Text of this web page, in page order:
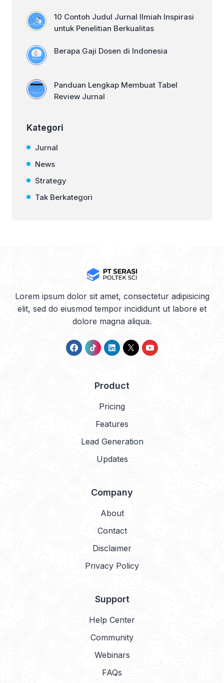
10 Contoh Judul Jurnal Ilmiah Inspirasi
untuk Penelitian Berkualitas
Berapa Gaji Dosen di Indonesia
Panduan Lengkap Membuat Tabel
Review Jurnal
Kategori
Jurnal
News
Strategy
Tak Berkategori
Lorem ipsum dolor sit amet, consectetur adipisicing
elit, sed do eiusmod tempor incididunt ut labore et
dolore magna aliqua.
Product
Pricing
Features
Lead Generation
Updates
Company
About
Contact
Disclaimer
Privacy Policy
Support
Help Center
Community
Webinars
FAQs